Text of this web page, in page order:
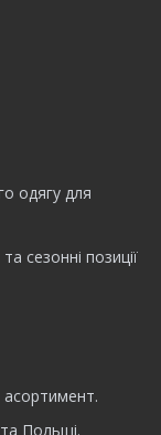
одягу для
сезонні позиції
Польщі.